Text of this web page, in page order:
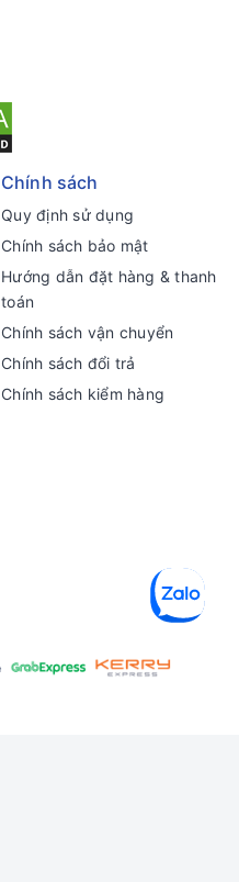
Chính sách
Quy định sử dụng
Chính sách bảo mật
Hướng dẫn đặt hàng & thanh
toán
Chính sách vận chuyển
Chính sách đổi trả
Chính sách kiểm hàng